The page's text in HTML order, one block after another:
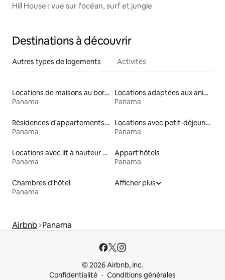
Hill House : vue sur l'océan, surf et jungle
Destinations à découvrir
Autres types de logements Activités
Locations de maisons au bord d'un lac
Panama
Locations adaptées aux animaux
Panama
Résidences d'appartements en bord de mer
Panama
Locations avec petit-déjeuner
Panama
Locations avec lit à hauteur adaptée
Panama
Appart'hôtels
Panama
Chambres d'hôtel
Panama
Afficher plus
Airbnb Panama
© 2026 Airbnb, Inc.
Confidentialité
Conditions générales